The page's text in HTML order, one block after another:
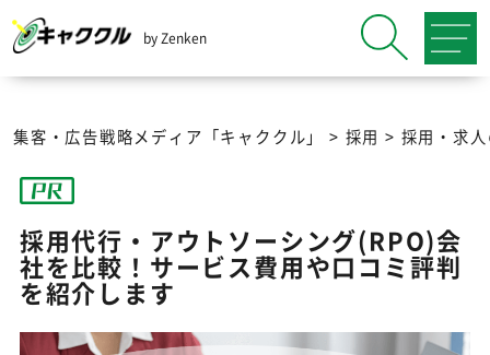
by Zenken
集客・広告戦略メディア「キャククル」 > 採用 > 採用・求
採用代行・アウトソーシング(RPO)会
社を比較！サービス費用や口コミ評判
を紹介します